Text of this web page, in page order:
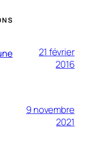
21 février
2016
9 novembre
2021